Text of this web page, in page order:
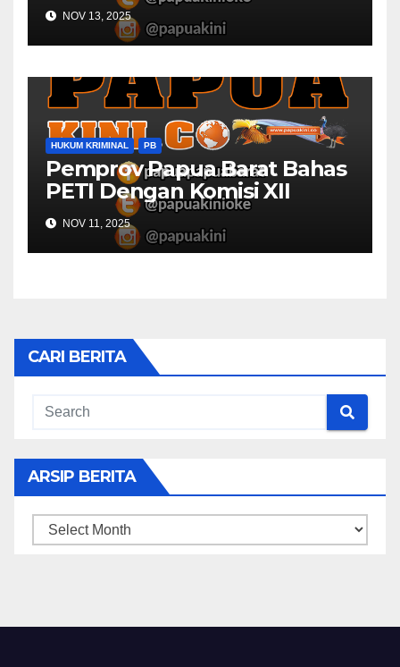
NOV 13, 2025
HUKUM KRIMINAL PB
Pemprov Papua Barat Bahas
PETI Dengan Komisi XII
NOV 11, 2025
CARI BERITA
ARSIP BERITA
ARSIP